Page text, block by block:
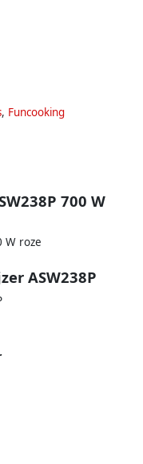
, Funcooking
700 W
W roze
ASW238P